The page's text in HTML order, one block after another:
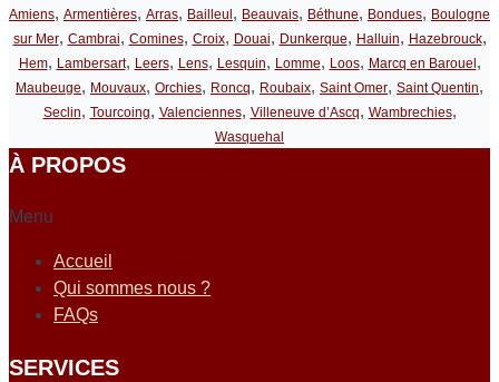
Amiens, Armentières, Arras, Bailleul , Beauvais, Béthune, Bondues, Boulogne
sur Mer, Cambrai, Comines, Croix, Douai, Dunkerque, Halluin, Hazebrouck,
Hem, Lambersart, Leers, Lens, Lesquin, Lomme, Loos, Marcq en Barouel ,
Maubeuge, Mouvaux, Orchies, Roncq, Roubaix, Saint Omer, Saint Quentin,
Seclin, Tourcoing, Valenciennes, Villeneuve d’Ascq, Wambrechies,
Wasquehal
À PROPOS
Menu
Accueil
Qui sommes nous ?
FAQs
SERVICES